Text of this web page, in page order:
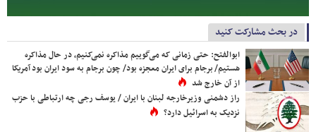
در بحث مشارکت کنید
ابوالفتح: حتی زمانی که می‌گوییم مذاکره نمی‌کنیم، در حال مذاکره
هستیم/ برجام برای ایران معجزه بود/ چون برجام به سود ایران بود آمریکا
از آن خارج شد
راز دشمنی وزیرخارجه لبنان با ایران / یوسف رجی چه ارتباطی با حزب
نزدیک به اسرائیل دارد؟